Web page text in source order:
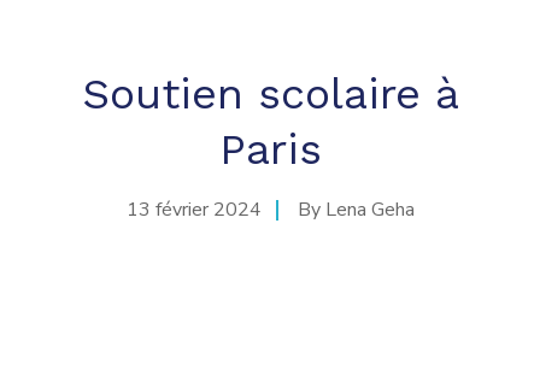
Soutien scolaire à
Paris
13 février 2024 By Lena Geha